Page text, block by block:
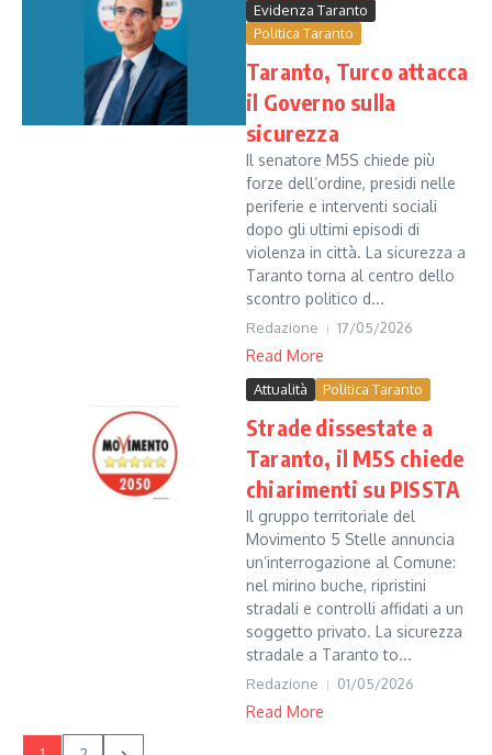
Evidenza Taranto
Politica Taranto
Taranto, Turco attacca
il Governo sulla
sicurezza
Il senatore M5S chiede più
forze dell’ordine, presidi nelle
periferie e interventi sociali
dopo gli ultimi episodi di
violenza in città. La sicurezza a
Taranto torna al centro dello
scontro politico d...
Redazione 17/05/2026
Read More
Attualità Politica Taranto
Strade dissestate a
Taranto, il M5S chiede
chiarimenti su PISSTA
Il gruppo territoriale del
Movimento 5 Stelle annuncia
un’interrogazione al Comune:
nel mirino buche, ripristini
stradali e controlli affidati a un
soggetto privato. La sicurezza
stradale a Taranto to...
Redazione 01/05/2026
Read More